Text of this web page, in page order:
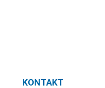
KONTAKT